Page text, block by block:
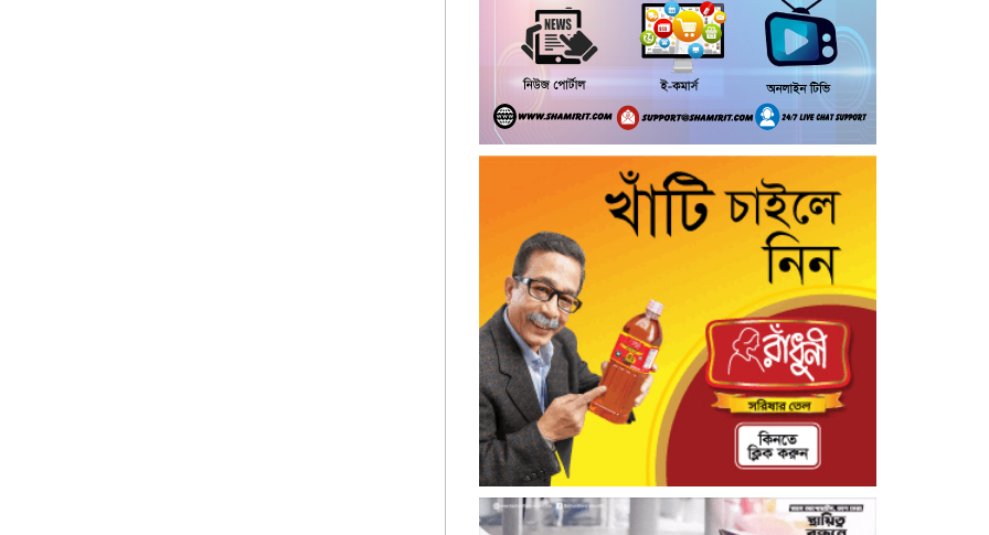
জুলাই গণঅভ্যুত্থান দিবসে মুন্সীগঞ্জে
শহীদদের প্রতি জেলা পুলিশের শ্রদ্ধাঞ্জলি
গৌরনদীতে জেল থেকে বেরিয়েই ফের
বেপরোয়া ইয়াবা ব্যবসা, হোম
ডেলিভারির অভিযোগ—প্রতিবেদককে
হুমকি
স্বাবলম্বী জীবনের পথে ১২৬ অসচ্ছল
নারী, রাণীশংকৈলে সেলাই মেশিন
বিতরণ
নরসিংদী প্রেমিকাকে সংঘবদ্ধ ধর্ষণ,
গ্রেপ্তার ২